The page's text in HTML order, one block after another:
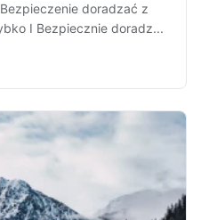
doradzać z
I Bezpiecznie doradz...